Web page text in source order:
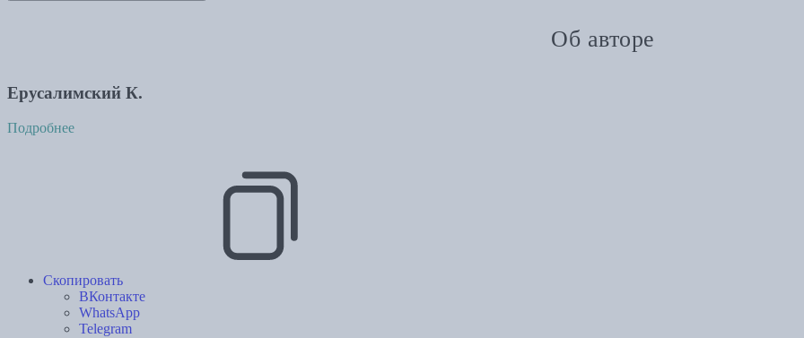
Об авторе
Ерусалимский К.
Подробнее
Скопировать
ВКонтакте
WhatsApp
Telegram